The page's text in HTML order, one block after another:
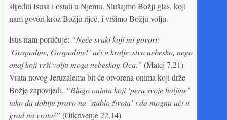
slijediti Isusa i ostati u Njemu. Slušajmo Božji glas, koji
nam govori kroz Božju riječ, i vršimo Božju volju.
Isus nam poručuje: “Neće svaki koji mi govori:
‘Gospodine, Gospodine!’ ući u kraljevstvo nebesko, nego
onaj koji vrši volju moga nebeskog Oca.” (Matej 7,21)
Vrata novog Jeruzalema bit će otvorena onima koji drže
Božje zapovijedi. “Blago onima koji ‘peru svoje haljine’
tako da dobiju pravo na ‘stablo života’ i da mognu ući u
grad na vrata!” (Otkrivenje 22,14)